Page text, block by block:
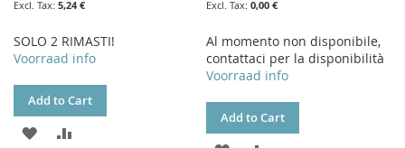
5,24 €
SOLO 2 RIMASTI!
Voorraad info
Add to Cart
ADD
0,00 €
Al momento non disponibile,
contattaci per la disponibilità
Voorraad info
Add to Cart